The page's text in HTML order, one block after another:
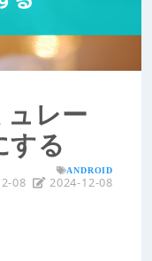
レー
する
ANDROID
08 2024-12-08